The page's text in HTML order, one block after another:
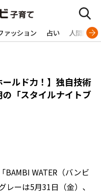
ァッション 占い 人間関係
ールド力！】独自技術
の「スタイルナイトブ
BAMBI WATER（バンビ
レーは5月31日（金）、